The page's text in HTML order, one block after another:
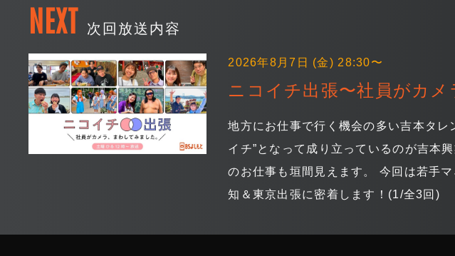
NEXT 次回放送内容
2026年8月7日 (金) 28:30〜
ニコイチ出張〜社員がカ
地方にお仕事で行く機会の多い吉本タ
イチ”となって成り立っているのが吉本
のお仕事も垣間見えます。 今回は若手
知＆東京出張に密着します！(1/全3回)